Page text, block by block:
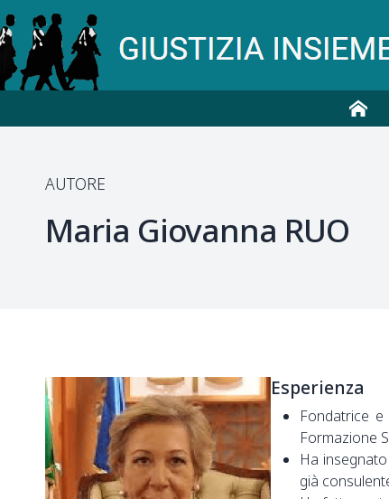
AUTORE
Maria Giovanna RUO
Esperienza
Fondatrice e
Formazione
Ha
già